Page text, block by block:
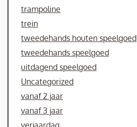
trampoline
trein
tweedehands houten speelgoed
tweedehands speelgoed
uitdagend speelgoed
Uncategorized
vanaf 2 jaar
vanaf 3 jaar
verjaardag